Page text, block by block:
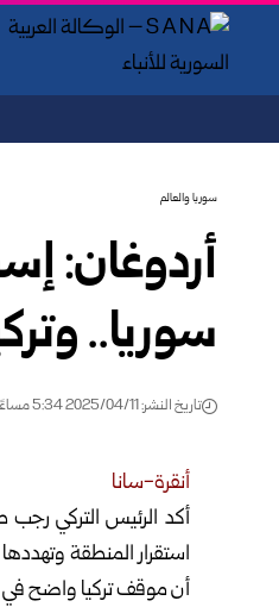
سوريا والعالم
أردوغان:
سوريا..
تاريخ النشر: 2025/04/11 5:34 مساءً
أنقرة-سانا
أكد الرئيس التركي رجب
استقرار المنطقة
أن موقف تركيا واضح في